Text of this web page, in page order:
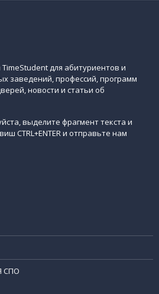
для абитуриентов и
заведений, профессий, программ
новости и статьи об
выделите фрагмент текста и
CTRL+ENTER и отправьте нам
СПО